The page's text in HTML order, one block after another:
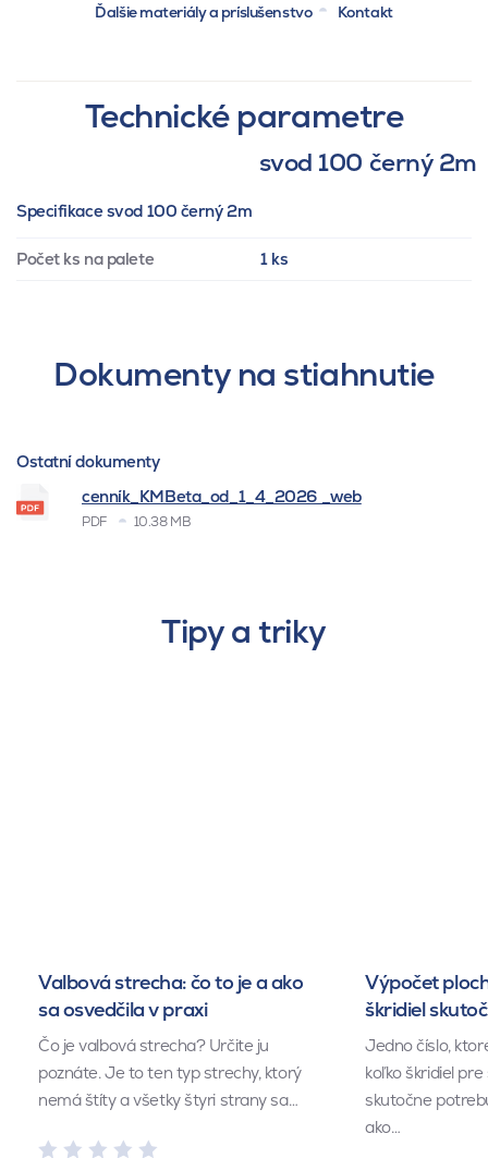
Ďalšie materiály a príslušenstvo
Kontakt
Technické parametre
svod 100 černý 2m
Specifikace svod 100 černý 2m
Počet ks na palete 1 ks
Dokumenty na stiahnutie
Ostatní dokumenty
cenník_KMBeta_od_1_4_2026 _web
PDF 10.38 MB
Tipy a triky
Valbová strecha: čo to je a ako
sa osvedčila v praxi
Čo je valbová strecha? Určite ju
poznáte. Je to ten typ strechy, ktorý
nemá štíty a všetky štyri strany sa…
Výpočet
škridiel
Jedno číslo,
koľko škridiel
skutočne
ako…